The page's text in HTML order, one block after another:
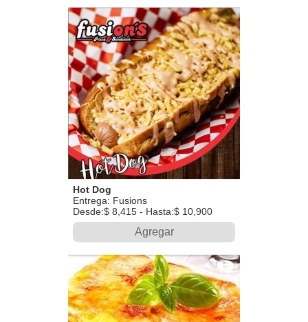
Hot Dog
Entrega: Fusions
Desde:$ 8,415 - Hasta:$ 10,900
Agregar